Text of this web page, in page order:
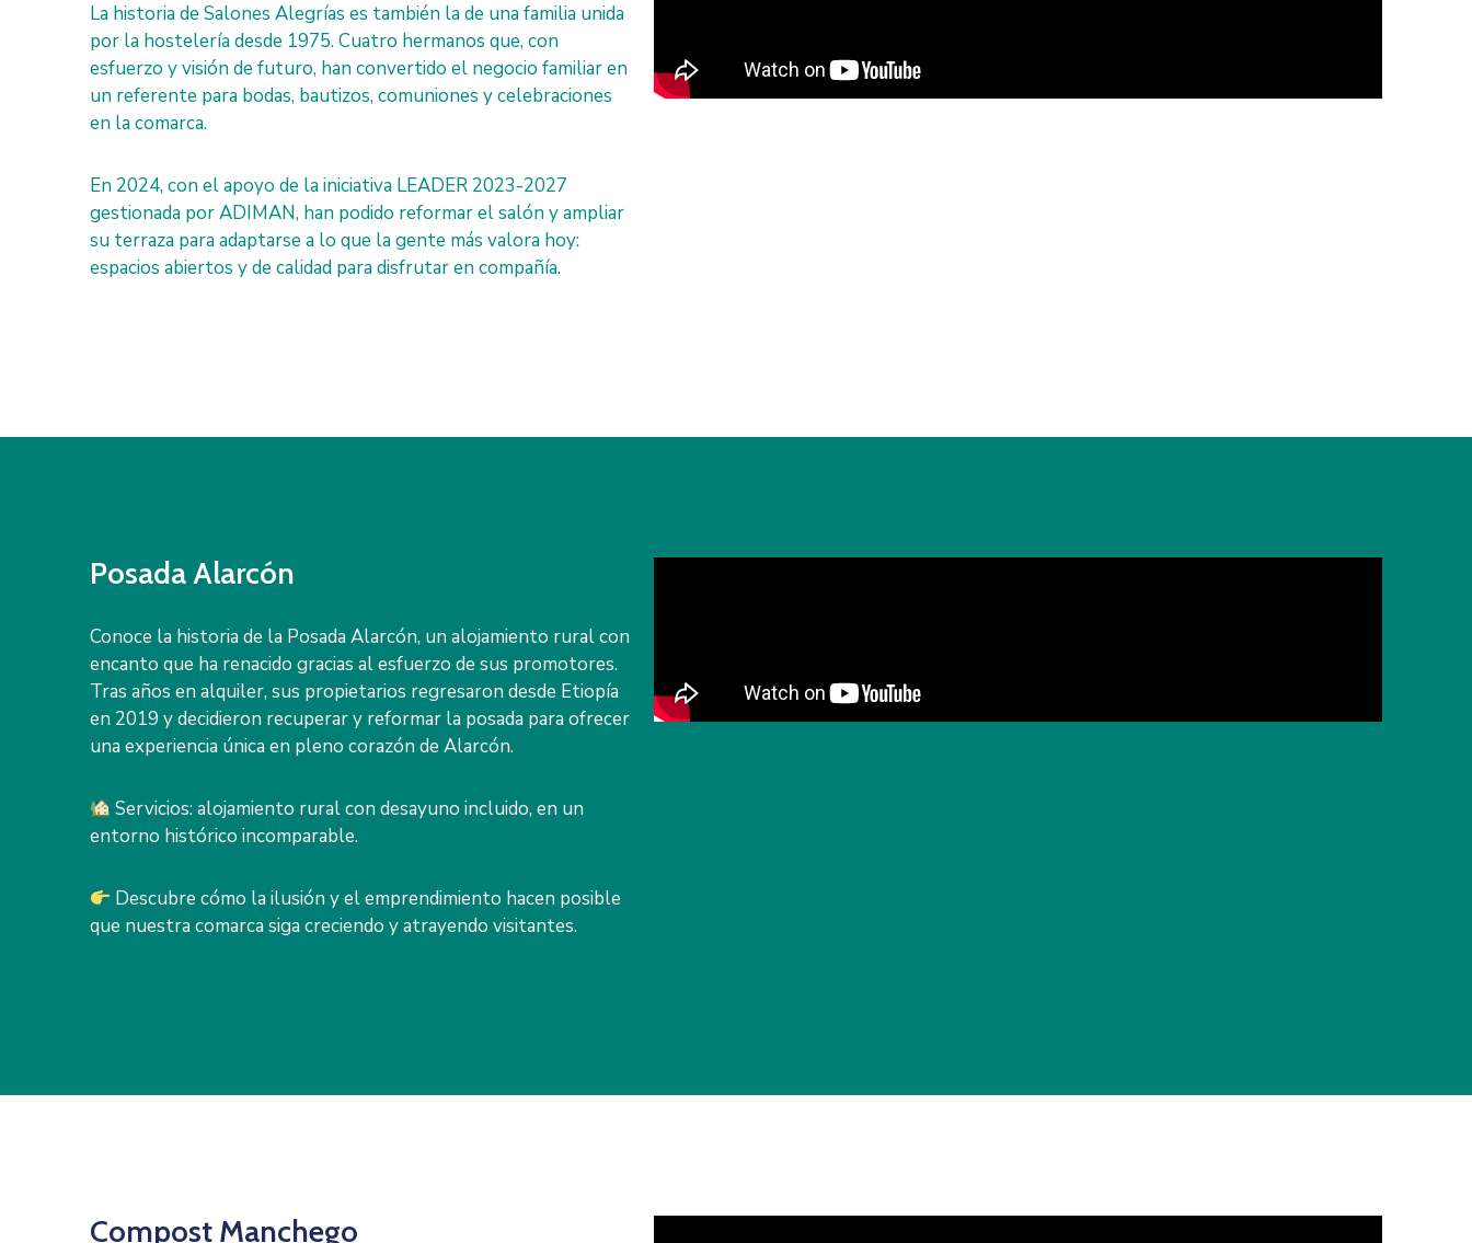
La historia de Salones Alegrías es también la de una familia unida
por la hostelería desde 1975. Cuatro hermanos que, con
esfuerzo y visión de futuro, han convertido el negocio familiar en
un referente para bodas, bautizos, comuniones y celebraciones
en la comarca.
En 2024, con el apoyo de la iniciativa LEADER 2023-2027
gestionada por ADIMAN, han podido reformar el salón y ampliar
su terraza para adaptarse a lo que la gente más valora hoy:
espacios abiertos y de calidad para disfrutar en compañía.
Posada Alarcón
Conoce la historia de la Posada Alarcón, un alojamiento rural con
encanto que ha renacido gracias al esfuerzo de sus promotores.
Tras años en alquiler, sus propietarios regresaron desde Etiopía
en 2019 y decidieron recuperar y reformar la posada para ofrecer
una experiencia única en pleno corazón de Alarcón.
Servicios: alojamiento rural con desayuno incluido, en un
entorno histórico incomparable.
Descubre cómo la ilusión y el emprendimiento hacen posible
que nuestra comarca siga creciendo y atrayendo visitantes.
Compost Manchego